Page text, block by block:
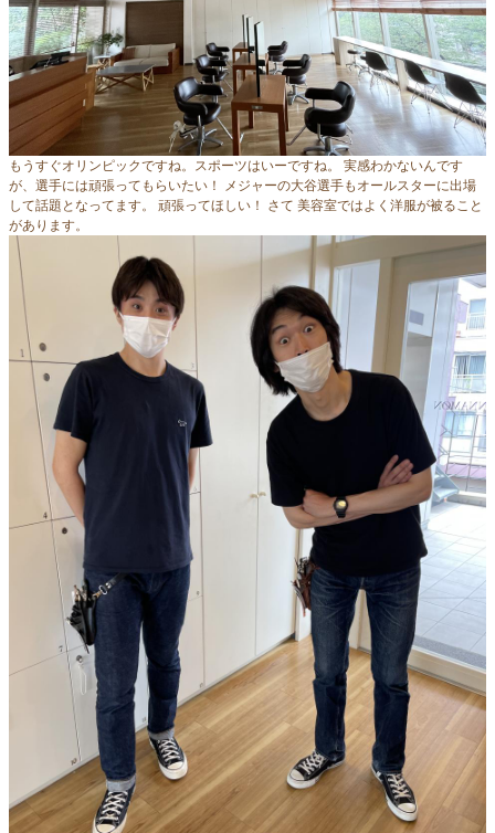
もうすぐオリンピックですね。スポーツはいーですね。 実感わかないんです
が、選手には頑張ってもらいたい！ メジャーの大谷選手もオールスターに出場
して話題となってます。 頑張ってほしい！ さて 美容室ではよく洋服が被ること
があります。